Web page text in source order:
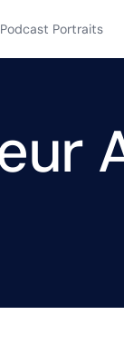
Podcast Portraits